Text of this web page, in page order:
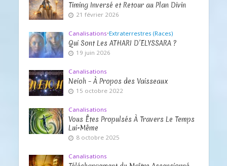
Timing Inversé et Retour au Plan Divin
21 février 2026
Canalisations•Extraterrestres (Races)
Qui Sont Les ATHARI D’ELYSSARA ?
19 juin 2026
Canalisations
Neioh – À Propos des Vaisseaux
15 octobre 2022
Canalisations
Vous Êtes Propulsés À Travers Le Temps
Lui-Même
8 octobre 2025
Canalisations